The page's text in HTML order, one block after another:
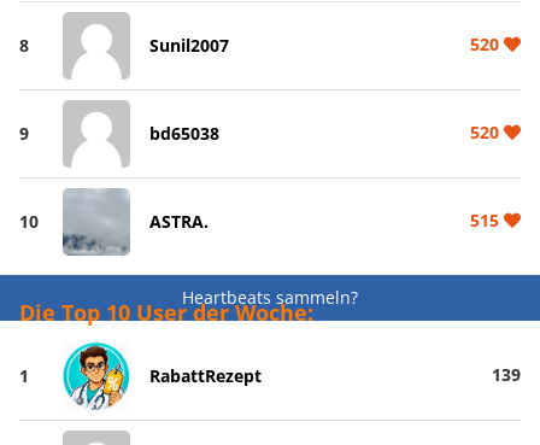
8 Sunil2007 520
9 bd65038 520
10 ASTRA. 515
Heartbeats sammeln?
Die Top 10 User der Woche:
1 RabattRezept 139